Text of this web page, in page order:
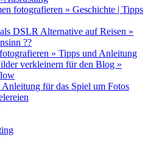
fotografieren » Geschichte | Tipps
DSLR Alternative auf Reisen »
??
» Tipps und Anleitung
verkleinern für den Blog »
Anleitung für das Spiel um Fotos